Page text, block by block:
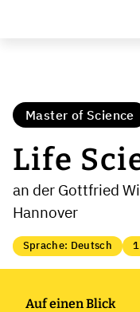
Master of Science
Life
an der Gottfried
Hannover
Sprache: Deutsch
Auf einen Blick